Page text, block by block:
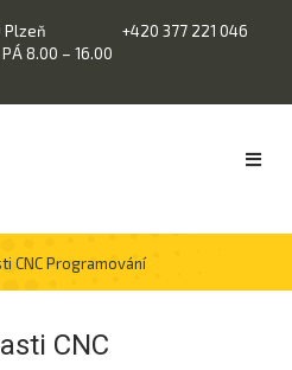
Plzeň
+420 377 221 046
PÁ 8.00 – 16.00
CNC Programování
CNC